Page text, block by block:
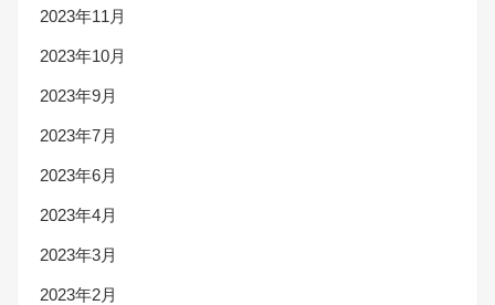
2023年11月
2023年10月
2023年9月
2023年7月
2023年6月
2023年4月
2023年3月
2023年2月